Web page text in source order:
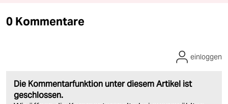
0 Kommentare
Die Kommentarfunktion unter diesem Artikel ist
geschlossen.
einloggen